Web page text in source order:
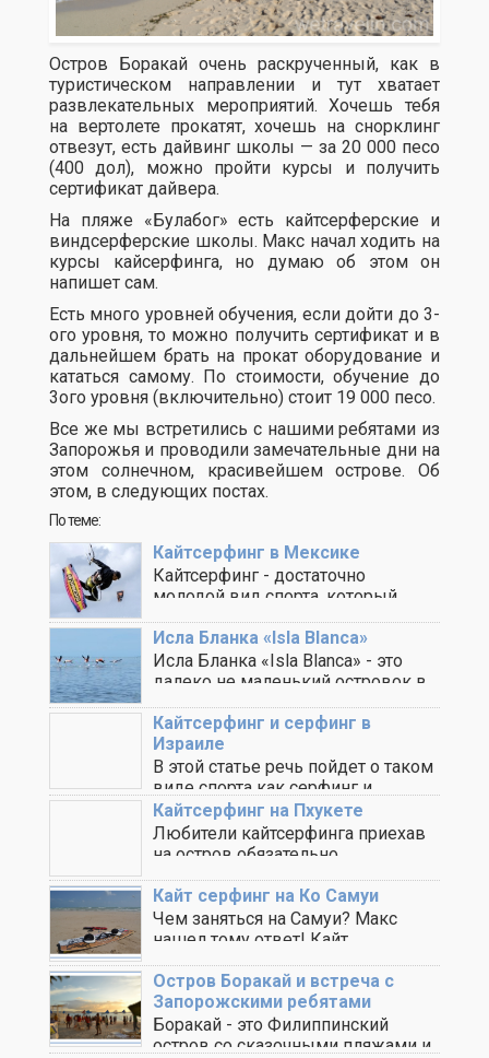
Остров Боракай очень раскрученный, как в
туристическом направлении и тут хватает
развлекательных мероприятий. Хочешь тебя
на вертолете прокатят, хочешь на снорклинг
отвезут, есть дайвинг школы — за 20 000 песо
(400 дол), можно пройти курсы и получить
сертификат дайвера.
На пляже «Булабог» есть кайтсерферские и
виндсерферские школы. Макс начал ходить на
курсы кайсерфинга, но думаю об этом он
напишет сам.
Есть много уровней обучения, если дойти до 3-
ого уровня, то можно получить сертификат и в
дальнейшем брать на прокат оборудование и
кататься самому. По стоимости, обучение до
3ого уровня (включительно) стоит 19 000 песо.
Все же мы встретились с нашими ребятами из
Запорожья и проводили замечательные дни на
этом солнечном, красивейшем острове. Об
этом, в следующих постах.
По теме:
Кайтсерфинг в Мексике
Кайтсерфинг - достаточно
молодой вид спорта, который
быстро набирает обороты и
становиться ..
Исла Бланка «Isla Blanca»
Исла Бланка «Isla Blanca» - это
далеко не маленький островок в
Карибском ..
Кайтсерфинг и серфинг в
Израиле
В этой статье речь пойдет о таком
виде спорта как серфинг и ..
Кайтсерфинг на Пхукете
Любители кайтсерфинга приехав
на остров обязательно
заинтересуются кайт школами и
спотами. Итак, ..
Кайт серфинг на Ко Самуи
Чем заняться на Самуи? Макс
нашел тому ответ! Кайт
серфингом. Так как ..
Остров Боракай и встреча с
Запорожскими ребятами
Боракай - это Филиппинский
остров со сказочными пляжами и